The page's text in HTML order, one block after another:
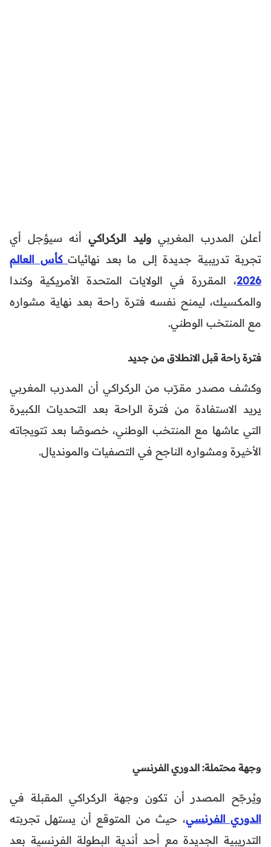
أعلن المدرب المغربي وليد الركراكي أنه سيؤجل أي
تجربة تدريبية جديدة إلى ما بعد نهائيات كأس العالم
2026، المقررة في الولايات المتحدة الأمريكية وكندا
والمكسيك، ليمنح نفسه فترة راحة بعد نهاية مشواره
مع المنتخب الوطني.
فترة راحة قبل الانطلاق من جديد
وكشف مصدر مقرّب من الركراكي أن المدرب المغربي
يريد الاستفادة من فترة الراحة بعد التحديات الكبيرة
التي عاشها مع المنتخب الوطني، خصوصًا بعد تتويجاته
الأخيرة ومشواره الناجح في التصفيات والمونديال.
وجهة محتملة: الدوري الفرنسي
ويُرجّح المصدر أن تكون وجهة الركراكي المقبلة في
الدوري الفرنسي، حيث من المتوقع أن يستهل تجربته
التدريبية الجديدة مع أحد أندية البطولة الفرنسية بعد